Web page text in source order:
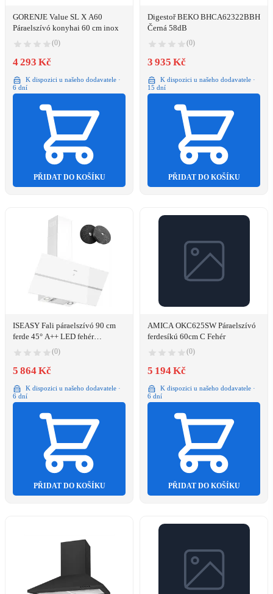
GORENJE Value SL X A60
Páraelszívó konyhai 60 cm inox
(0)
4 293 Kč
K dispozici u našeho dodavatele ·
6 dní
PŘIDAT DO KOŠÍKU
Digestoř BEKO BHCA62322BBH
Černá 58dB
(0)
3 935 Kč
K dispozici u našeho dodavatele ·
15 dní
PŘIDAT DO KOŠÍKU
ISEASY Fali páraelszívó 90 cm
ferde 45° A++ LED fehér
TV1390D4-CC-I2
(0)
5 864 Kč
K dispozici u našeho dodavatele ·
6 dní
PŘIDAT DO KOŠÍKU
AMICA OKC625SW Páraelszívó
ferdesíkú 60cm C Fehér
(0)
5 194 Kč
K dispozici u našeho dodavatele ·
6 dní
PŘIDAT DO KOŠÍKU